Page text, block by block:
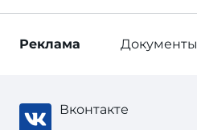
Реклама Документы
Вконтакте